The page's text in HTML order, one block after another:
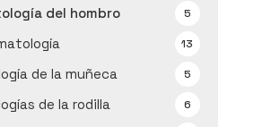
del hombro 5
13
de la muñeca 5
de la rodilla 6